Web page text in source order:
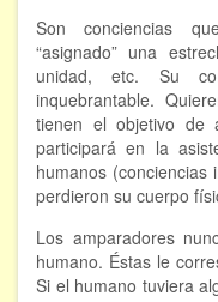
Son conciencias
“asignado” una
unidad, etc. Su
inquebrantable.
tienen el objetivo de
participará en la
humanos (conciencias
perdieron su cuerpo
Los amparadores
humano. Éstas le
Si el humano tuviera